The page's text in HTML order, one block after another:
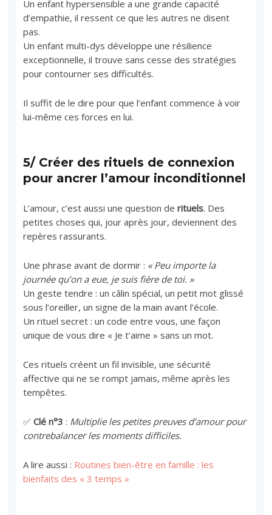
Un enfant hypersensible a une grande capacité
d’empathie, il ressent ce que les autres ne disent
pas.
Un enfant multi-dys développe une résilience
exceptionnelle, il trouve sans cesse des stratégies
pour contourner ses difficultés.
Il suffit de le dire pour que l’enfant commence à voir
lui-même ces forces en lui.
5/ Créer des rituels de connexion
pour ancrer l’amour inconditionnel
L’amour, c’est aussi une question derituels. Des
petites choses qui, jour après jour, deviennent des
repères rassurants.
Une phrase avant de dormir : « Peu importe la
journée qu’on a eue, je suis fière de toi. »
Un geste tendre : un câlin spécial, un petit mot glissé
sous l’oreiller, un signe de la main avant l’école.
Un rituel secret : un code entre vous, une façon
unique de vous dire « Je t’aime » sans un mot.
Ces rituels créent un fil invisible, une sécurité
affective qui ne se rompt jamais, même après les
tempêtes.
✅Clé n°3 : Multiplie les petites preuves d’amour pour
contrebalancer les moments difficiles.
A lire aussi : Routines bien-être en famille : les
bienfaits des « 3 temps »